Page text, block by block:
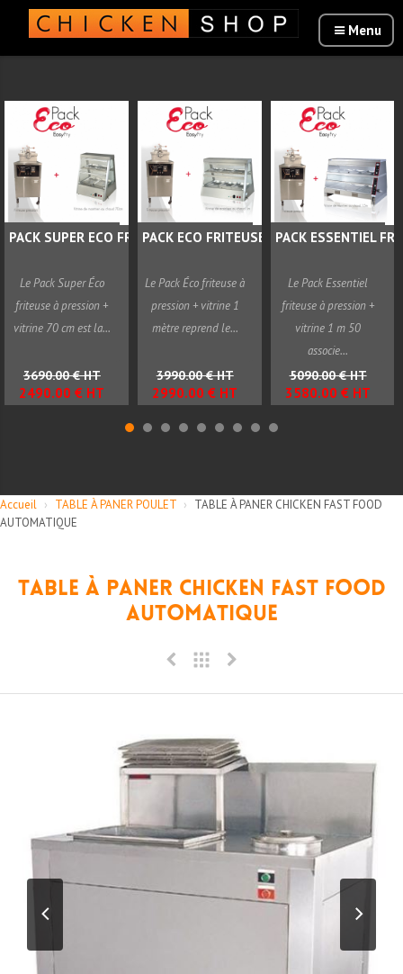
PACK SUPER ECO FRITEUSE...
Le Pack Super Éco
friteuse à pression +
vitrine 70 cm est la...
3690.00 € HT
2490.00 € HT
PACK ECO FRITEUSE PRESSION...
Le Pack Éco friteuse à
pression + vitrine 1
mètre reprend le...
3990.00 € HT
2990.00 € HT
PACK ESSENTIEL
Le Pack Essentiel
friteuse à pression +
vitrine 1 m 50
associe...
5090.00 € HT
3580.00 € HT
Accueil › TABLE À PANER POULET › TABLE À PANER CHICKEN FAST FOOD
AUTOMATIQUE
TABLE À PANER CHICKEN FAST FOOD
AUTOMATIQUE